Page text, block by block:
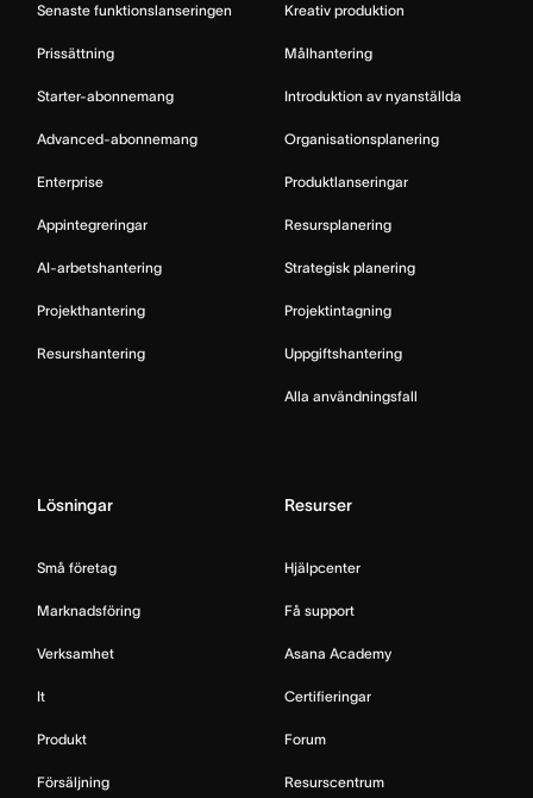
Senaste funktionslanseringen
Prissättning
Starter-abonnemang
Advanced-abonnemang
Enterprise
Appintegreringar
AI-arbetshantering
Projekthantering
Resurshantering
Kreativ produktion
Målhantering
Introduktion av nyanställda
Organisationsplanering
Produktlanseringar
Resursplanering
Strategisk planering
Projektintagning
Uppgiftshantering
Alla användningsfall
Lösningar
Små företag
Marknadsföring
Verksamhet
It
Produkt
Försäljning
Resurser
Hjälpcenter
Få support
Asana Academy
Certifieringar
Forum
Resurscentrum